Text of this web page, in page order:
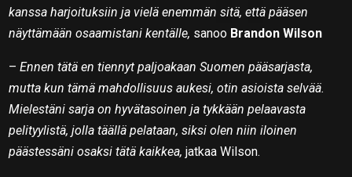
kanssa harjoituksiin ja vielä enemmän sitä, että pääsen
näyttämään osaamistani kentälle, sanoo Brandon Wilson
–Ennen tätä en tiennyt paljoakaan Suomen pääsarjasta,
mutta kun tämä mahdollisuus aukesi, otin asioista selvää.
Mielestäni sarja on hyvätasoinen ja tykkään pelaavasta
pelityylistä, jolla täällä pelataan, siksi olen niin iloinen
päästessäni osaksi tätä kaikkea, jatkaa Wilson.